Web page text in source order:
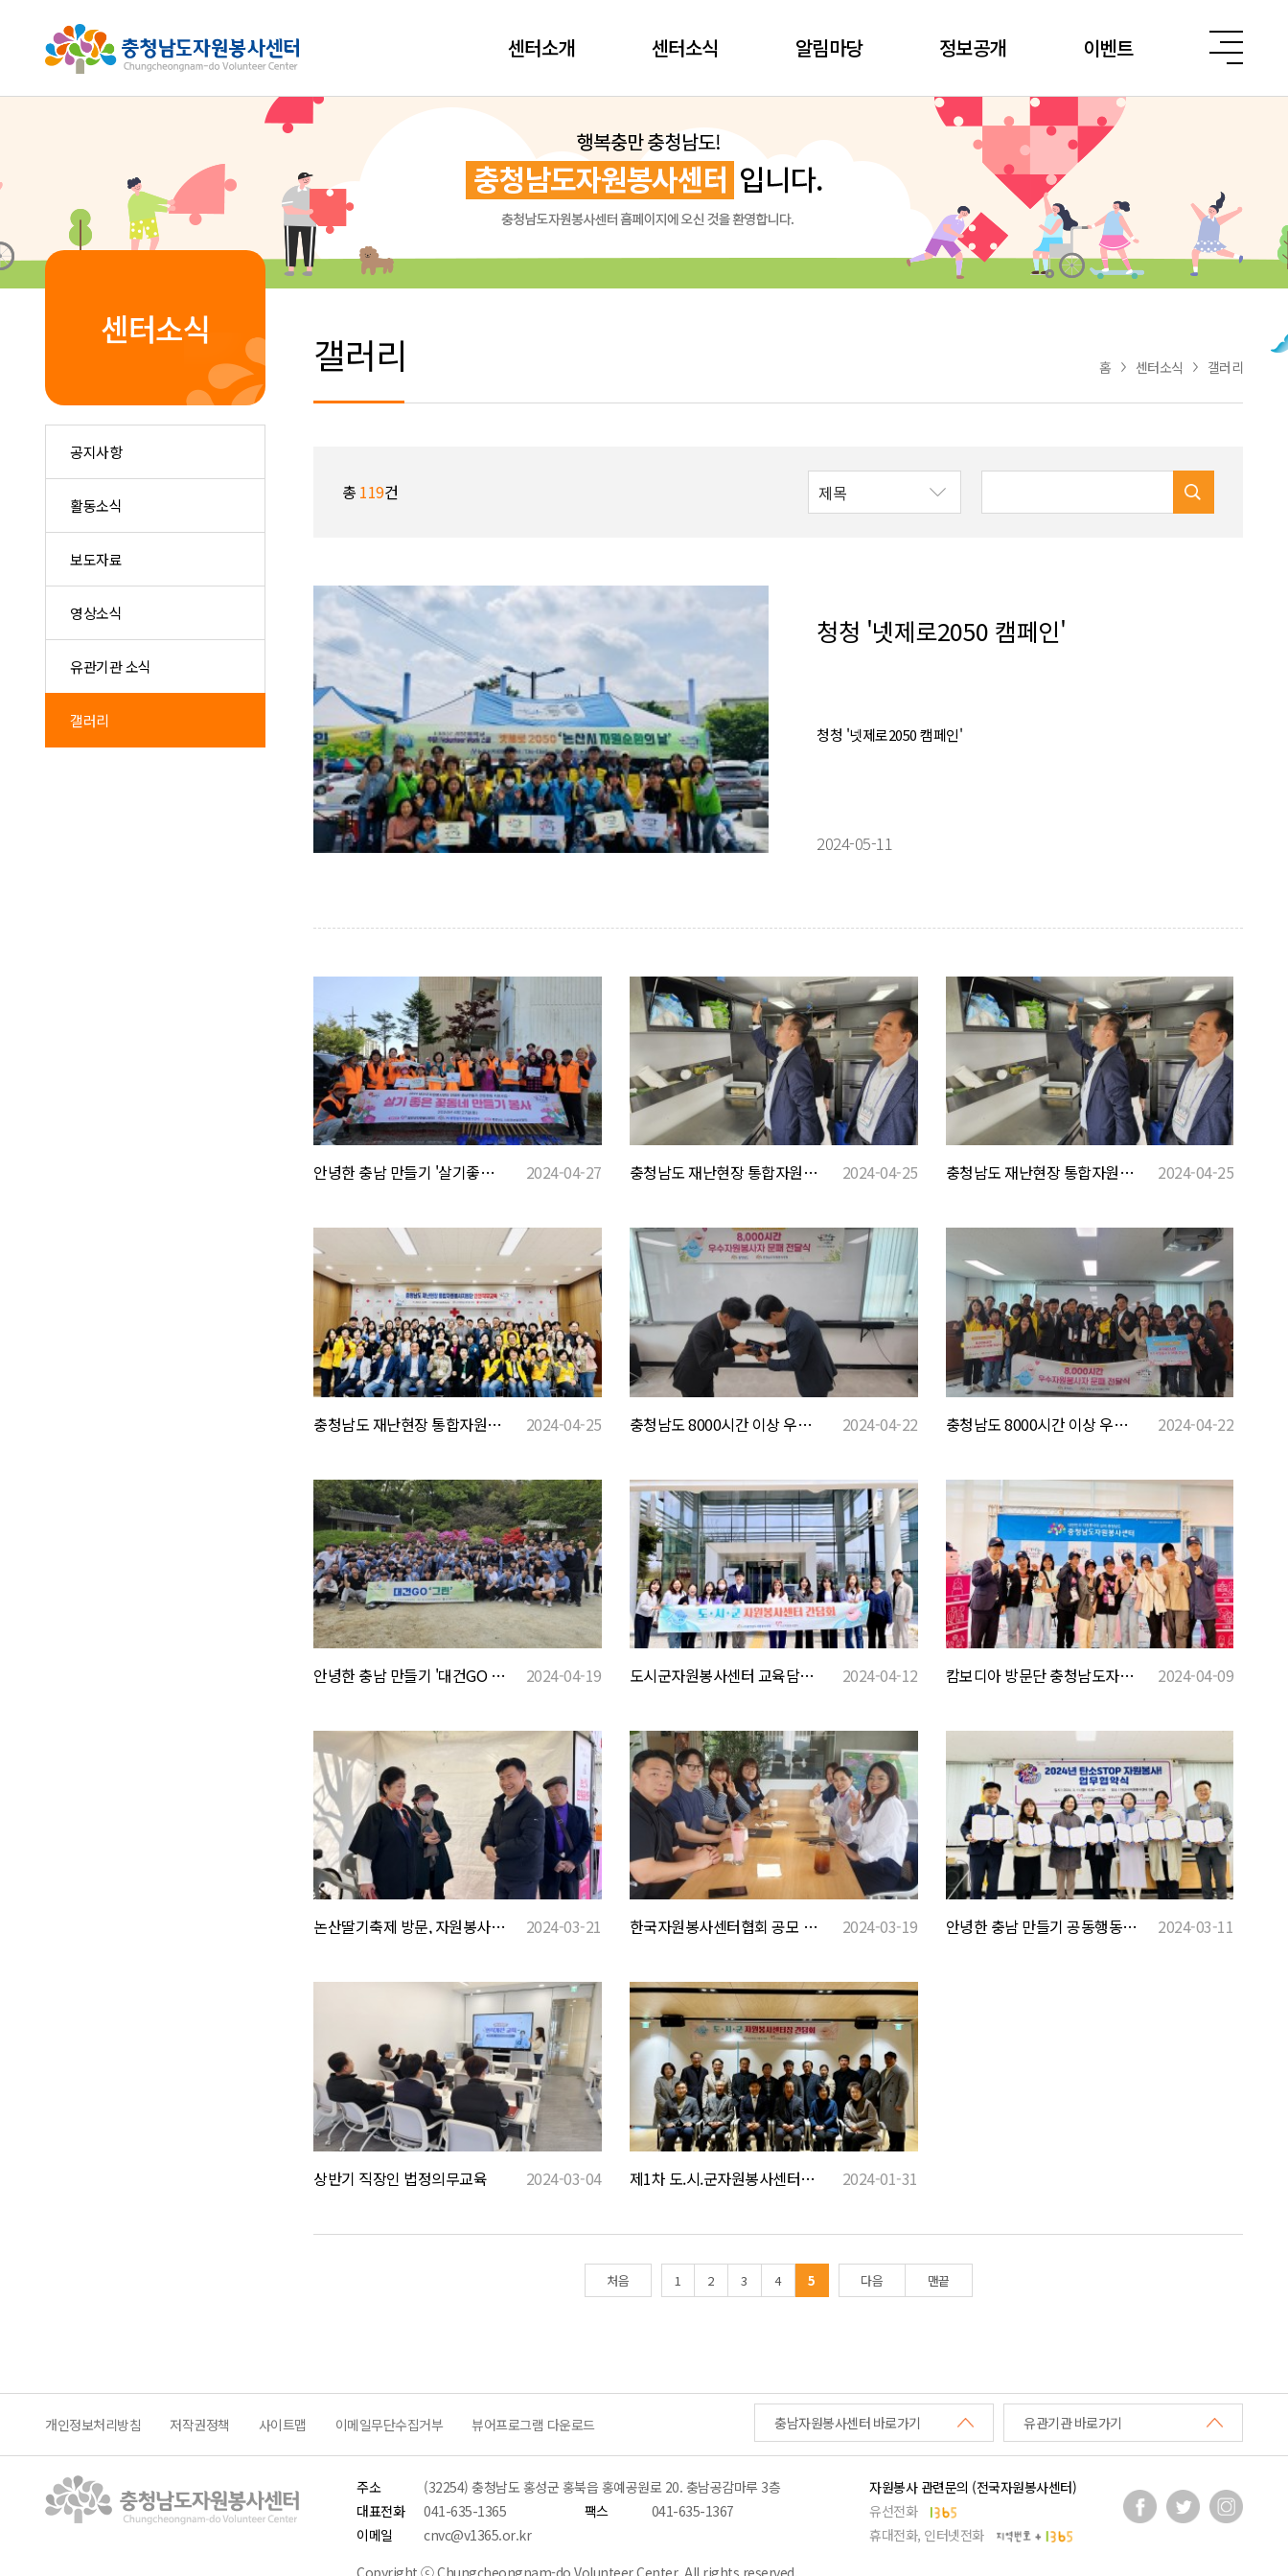
센터소개 센터소식 알림마당 정보공개 이벤트
센터소식
공지사항
활동소식
보도자료
영상소식
유관기관 소식
갤러리
갤러리 홈 센터소식 갤러리
총 119건
청청 '넷제로2050 캠페인'
청청 '넷제로2050 캠페인'
2024-05-11
안녕한 충남 만들기 '살기좋은 꽃동네 만들기 봉사' 2024-04-27 충청남도 재난현장 통합자원봉사지원단 안전직무교육3 2024-04-25 충청남도 재난현장 통합자원봉사지원단 안전직무교육2 2024-04-25
충청남도 재난현장 통합자원봉사지원단 안전직무교육1 2024-04-25 충청남도 8000시간 이상 우수자원봉사자 문패전달식_아산센터2 2024-04-22 충청남도 8000시간 이상 우수자원봉사자 문패전달식_아산센터1 2024-04-22
안녕한 충남 만들기 '대건GO 그린' 2024-04-19 도시군자원봉사센터 교육담당/코디네이터 간담회 2024-04-12 캄보디아 방문단 충청남도자원봉사센터 방문 2024-04-09
논산딸기축제 방문, 자원봉사자 활동 격려 2024-03-21 한국자원봉사센터협회 공모 지원사업 '모임의 발견' 2024-03-19 안녕한 충남 만들기 공동행동 '탄소STOP 자원봉사!' 업무협약식(MOU) 2024-03-11
상반기 직장인 법정의무교육 2024-03-04 제1차 도.시.군자원봉사센터장 간담회 개최 2024-01-31
처음 1 2 3 4 5 다음 맨끝
개인정보처리방침 저작권정책 사이트맵 이메일무단수집거부 뷰어프로그램 다운로드 충남자원봉사센터 바로가기 유관기관 바로가기
주소
(32254) 충청남도 홍성군 홍북읍 홍예공원로 20. 충남공감마루 3층
대표전화
041-635-1365 팩스
041-635-1367
이메일
cnvc@v1365.or.kr
자원봉사 관련문의 (전국자원봉사센터)
유선전화
휴대전화, 인터넷전화
Copyright ⓒ Chungcheongnam-do Volunteer Center. All rights reserved.